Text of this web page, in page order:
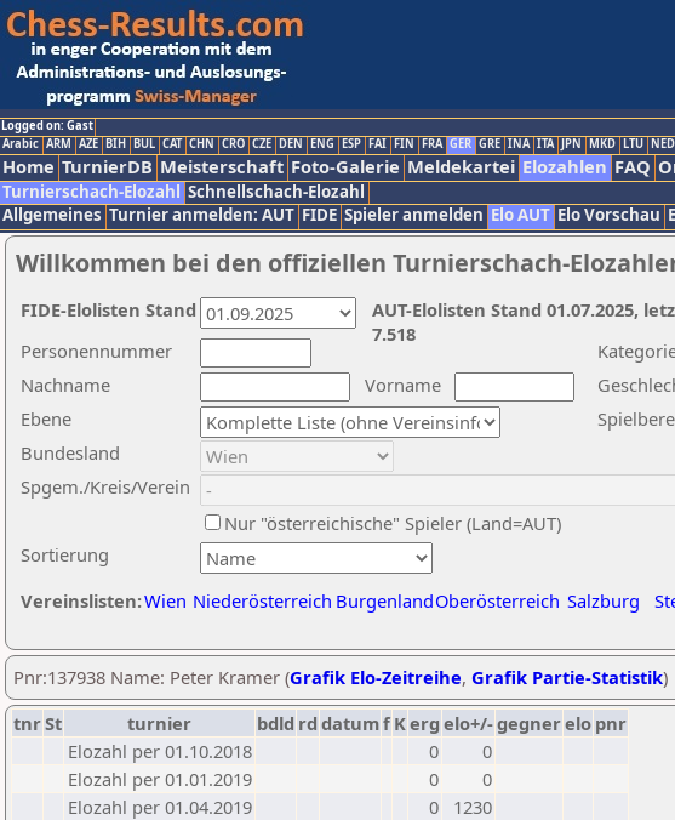
Logged on: Gast
Arabic ARM AZE BIH BUL CAT CHN CRO CZE DEN ENG ESP FAI FIN FRA GER GRE INA ITA JPN MKD LTU NED
Home TurnierDB Meisterschaft Foto-Galerie Meldekartei Elozahlen FAQ
Turnierschach-Elozahl Schnellschach-Elozahl
Allgemeines Turnier anmelden: AUT FIDE Spieler anmelden Elo AUT Elo Vorschau
Willkommen bei den offiziellen Turnierschach-
Nachname
Vorname
Ebene
Sortierung
Personennummer
Bundesland
Spgem./Kreis/Verein
Nur "österreichische" Spieler (Land=AUT)
Vereinslisten:Wien Niederösterreich BurgenlandOberösterreich Salzburg
AUT-Elolisten Stand 01.07.2025,
7.518
FIDE-Elolisten Stand
Pnr:137938 Name: Peter Kramer (Grafik Elo-Zeitreihe, Grafik Partie-Statistik)
tnrSt turnier bdld rd datumf Kerg elo+/-gegnerelo pnr
Elozahl per 01.10.2018
0
0
Elozahl per 01.01.2019
0
0
Elozahl per 01.04.2019
0
1230